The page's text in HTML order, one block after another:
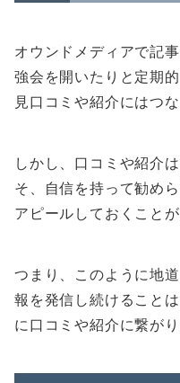
オウンドメディアで記
強会を開いたりと定期
見口コミや紹介にはつ
しかし、口コミや紹介
そ、自信を持って勧め
アピールしておくことが
つまり、このように地
報を発信し続けること
に口コミや紹介に繋がり